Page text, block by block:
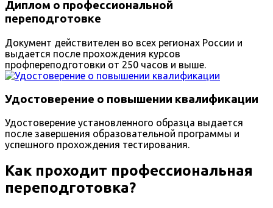
Диплом о профессиональной
переподготовке
Документ действителен во всех регионах России и
выдается после прохождения курсов
профпереподготовки от 250 часов и выше.
Удостоверение о повышении квалификации
Удостоверение установленного образца выдается
после завершения образовательной программы и
успешного прохождения тестирования.
Как проходит профессиональная
переподготовка?